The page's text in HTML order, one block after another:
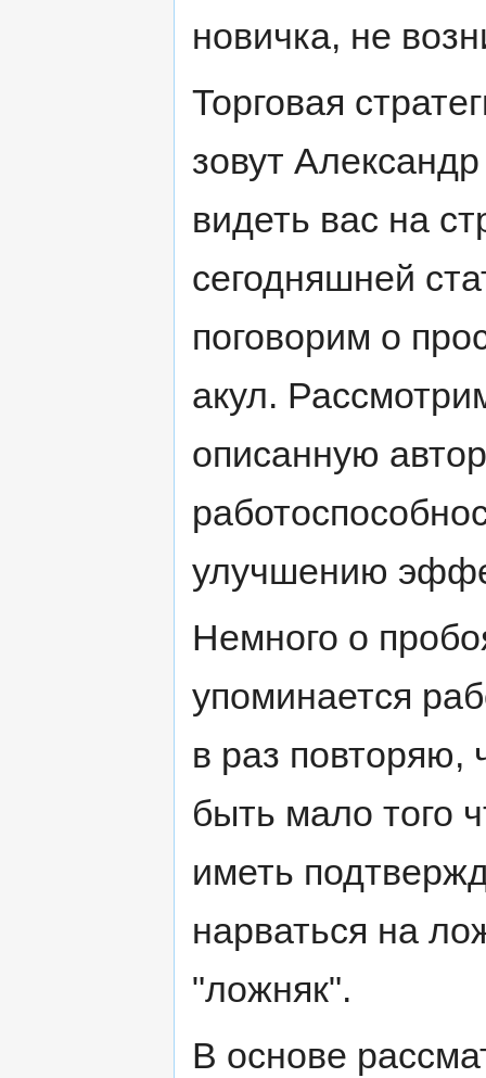
новичка, не
Торговая
зовут
видеть вас на
сегодняшней
поговорим о
акул.
описанную
улучшению
Немного о
упоминается
в раз
быть мало того
иметь
нарваться на
"ложняк".
В основе